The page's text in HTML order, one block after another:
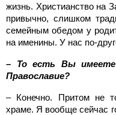
жизнь. Христианство на
привычно, слишком
семейным обедом у
на именины. У нас по-
– То есть Вы имеете
Православие?
– Конечно. Притом не
храме. Я вообще сейчас